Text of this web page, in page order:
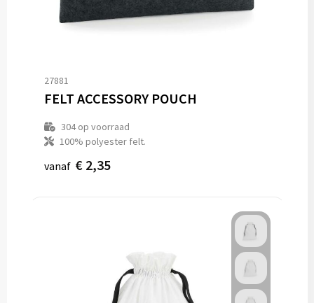
27881
FELT ACCESSORY POUCH
304op voorraad
100% polyester felt.
vanaf € 2,35